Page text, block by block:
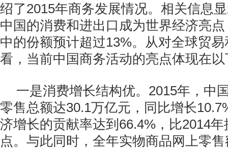
绍了2015年商务发展情况。相关信息
中国的消费和进出口成为世界经济亮
中的份额预计超过13%。从对全球贸
看，当前中国商务活动的亮点体现在
一是消费增长结构优。2015年，中
零售总额达30.1万亿元，同比增长
济增长的贡献率达到66.4%，比2014
点。与此同时，全年实物商品网上零